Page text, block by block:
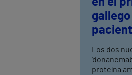
en el
fase
Los dos
proteína